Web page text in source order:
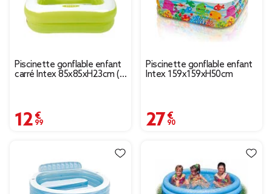
Piscinette gonflable enfant
carré Intex 85x85xH23cm (2
12,99 €
Piscinette gonflable enfant
Intex 159x159xH50cm
27,90 €